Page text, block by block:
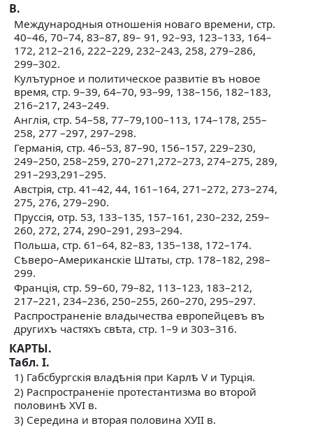
B.
Международныя отношенія новаго времени, стр.
40–46, 70–74, 83–87, 89– 91, 92–93, 123–133, 164–
172, 212–216, 222–229, 232–243, 258, 279–286,
299–302.
Кулътурное и политическое развитіе въ новое
время, стр. 9–39, 64–70, 93–99, 138–156, 182–183,
216–217, 243–249.
Англія, стр. 54–58, 77–79,100–113, 174–178, 255–
258, 277 –297, 297–298.
Германія, стр. 46–53, 87–90, 156–157, 229–230,
249–250, 258–259, 270–271,272–273, 274–275, 289,
291–293,291–295.
Австрія, стр. 41–42, 44, 161–164, 271–272, 273–274,
275, 276, 279–290.
Пруссія, отр. 53, 133–135, 157–161, 230–232, 259–
260, 272, 274, 290–291, 293–294.
Польша, стр. 61–64, 82–83, 135–138, 172–174.
Сѣверо–Американскіе Штаты, стр. 178–182, 298–
299.
Франція, стр. 59–60, 79–82, 113–123, 183–212,
217–221, 234–236, 250–255, 260–270, 295–297.
Распространеніе владычества европейцевъ въ
другихъ частяхъ свѣта, стр. 1–9 и 303–316.
КАРТЫ.
Табл. I.
1) Габсбургскія владѣнія при Карлѣ V и Турція.
2) Распространеніе протестантизма во второй
половинѣ XVI в.
3) Середина и вторая половина ХУІІ в.